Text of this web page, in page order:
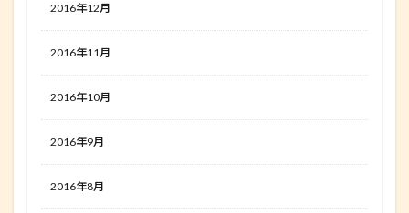
2016年12月
2016年11月
2016年10月
2016年9月
2016年8月